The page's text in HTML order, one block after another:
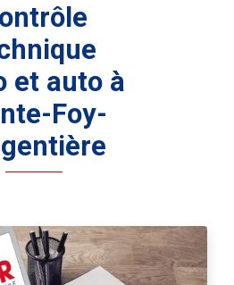
et auto à
Foy-